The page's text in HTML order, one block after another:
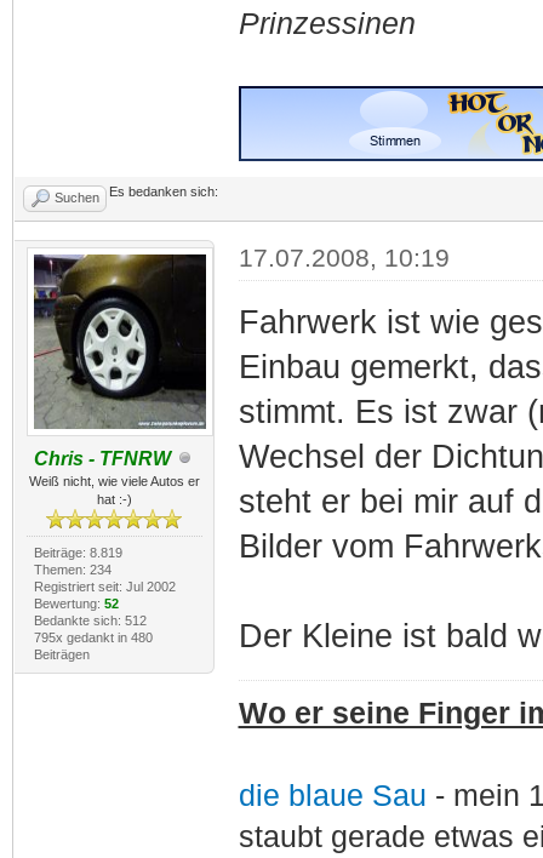
Prinzessinen
Suchen Es bedanken sich:
Chris - TFNRW
Weiß nicht, wie viele Autos er
hat :-)
Beiträge: 8.819
Themen: 234
Registriert seit: Jul 2002
Bewertung: 52
Bedankte sich: 512
795x gedankt in 480
Beiträgen
17.07.2008, 10:19
Fahrwerk ist wie
Einbau gemerkt,
stimmt. Es ist zwar
Wechsel der
steht er bei mir auf
Bilder vom
Der Kleine ist bald
Wo er seine Finger
die blaue Sau - mein
staubt gerade etwas